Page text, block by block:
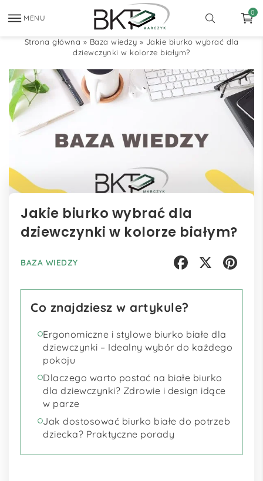
MENU
0
Strona główna » Baza wiedzy » Jakie biurko wybrać dla
dziewczynki w kolorze białym?
Jakie biurko wybrać dla
dziewczynki w kolorze białym?
BAZA WIEDZY
Co znajdziesz w artykule?
Ergonomiczne i stylowe biurko białe dla
dziewczynki – Idealny wybór do każdego
pokoju
Dlaczego warto postać na białe biurko
dla dziewczynki? Zdrowie i design idące
w parze
Jak dostosować biurko białe do potrzeb
dziecka? Praktyczne porady